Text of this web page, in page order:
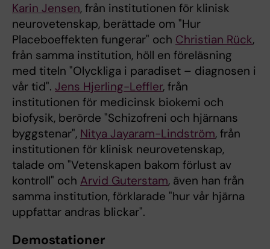
Karin Jensen, från institutionen för klinisk
neurovetenskap, berättade om "Hur
Placeboeffekten fungerar" och Christian Rück,
från samma institution, höll en föreläsning
med titeln "Olyckliga i paradiset – diagnosen i
vår tid". Jens Hjerling-Leffler, från
institutionen för medicinsk biokemi och
biofysik, berörde "Schizofreni och hjärnans
byggstenar", Nitya Jayaram-Lindström, från
institutionen för klinisk neurovetenskap,
talade om "Vetenskapen bakom förlust av
kontroll" och Arvid Guterstam, även han från
samma institution, förklarade "hur vår hjärna
uppfattar andras blickar".
Demostationer